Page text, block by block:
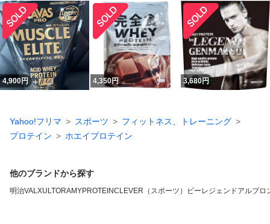
4,900円 4,350円 3,680円
Yahoo!フリマ スポーツ
フィットネス、トレーニング
プロテイン
ホエイプロテイン
他のブランドから探す
明治VALXULTORAMYPROTEINCLEVER（スポーツ） ビーレジェンドアルプロ